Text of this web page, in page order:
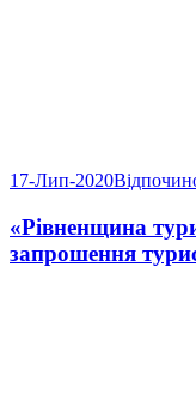
17-Лип-2020
«Рівненщина
запрошення